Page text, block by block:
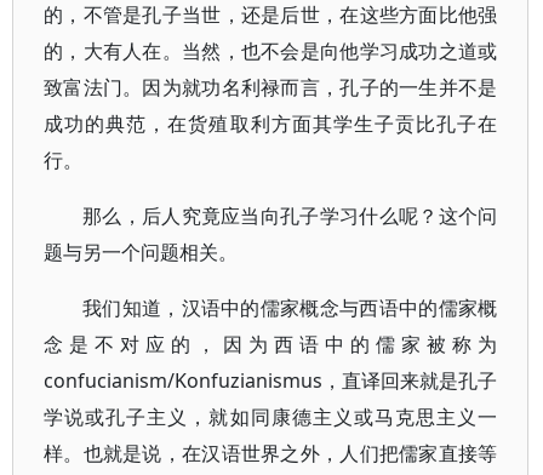
的，不管是孔子当世，还是后世，在这些方面比他强
的，大有人在。当然，也不会是向他学习成功之道或
致富法门。因为就功名利禄而言，孔子的一生并不是
成功的典范，在货殖取利方面其学生子贡比孔子在
行。
那么，后人究竟应当向孔子学习什么呢？这个问
题与另一个问题相关。
我们知道，汉语中的儒家概念与西语中的儒家概
念是不对应的，因为西语中的儒家被称为
confucianism/Konfuzianismus，直译回来就是孔子
学说或孔子主义，就如同康德主义或马克思主义一
样。也就是说，在汉语世界之外，人们把儒家直接等